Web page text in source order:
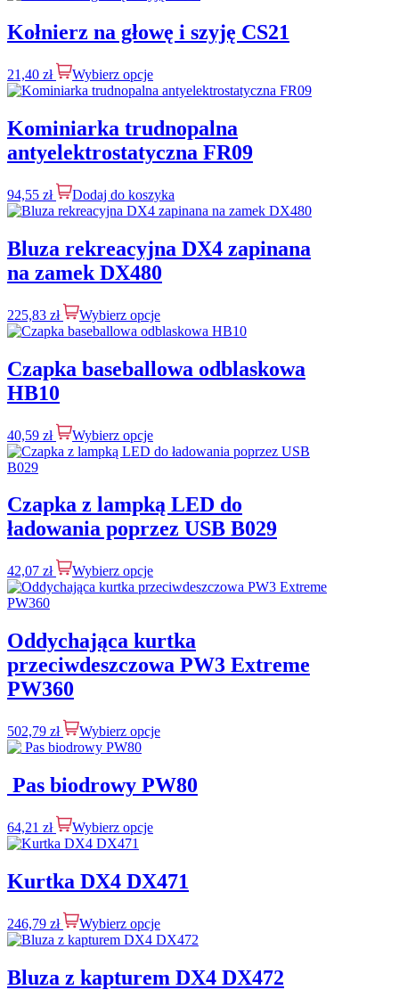
Kołnierz na głowę i szyję CS21
21,40 zł Wybierz opcje
Kominiarka trudnopalna
antyelektrostatyczna FR09
94,55 zł Dodaj do koszyka
Bluza rekreacyjna DX4 zapinana
na zamek DX480
225,83 zł Wybierz opcje
Czapka baseballowa odblaskowa
HB10
40,59 zł Wybierz opcje
Czapka z lampką LED do
ładowania poprzez USB B029
42,07 zł Wybierz opcje
Oddychająca kurtka
przeciwdeszczowa PW3 Extreme
PW360
502,79 zł Wybierz opcje
Pas biodrowy PW80
64,21 zł Wybierz opcje
Kurtka DX4 DX471
246,79 zł Wybierz opcje
Bluza z kapturem DX4 DX472